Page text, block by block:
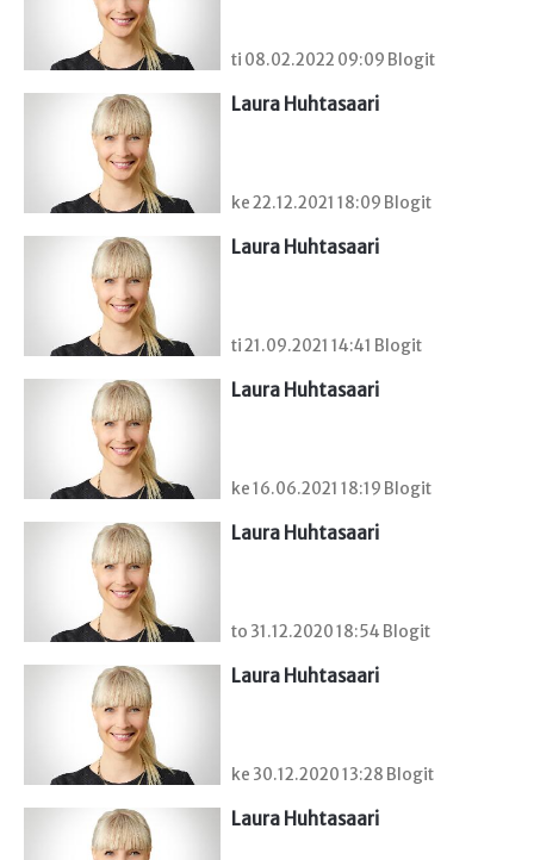
ti 08.02.2022 09:09 Blogit
Laura Huhtasaari
ke 22.12.2021 18:09 Blogit
Laura Huhtasaari
ti 21.09.2021 14:41 Blogit
Laura Huhtasaari
ke 16.06.2021 18:19 Blogit
Laura Huhtasaari
to 31.12.2020 18:54 Blogit
Laura Huhtasaari
ke 30.12.2020 13:28 Blogit
Laura Huhtasaari